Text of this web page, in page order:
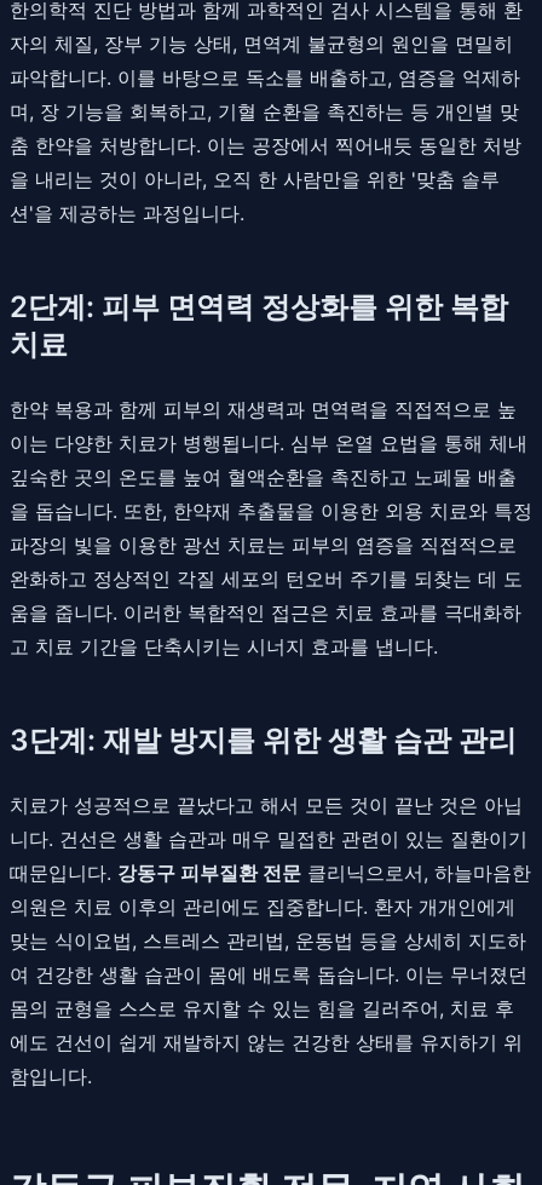
한의학적 진단 방법과 함께 과학적인 검사 시스템을 통해 환
자의 체질, 장부 기능 상태, 면역계 불균형의 원인을 면밀히
파악합니다. 이를 바탕으로 독소를 배출하고, 염증을 억제하
며, 장 기능을 회복하고, 기혈 순환을 촉진하는 등 개인별 맞
춤 한약을 처방합니다. 이는 공장에서 찍어내듯 동일한 처방
을 내리는 것이 아니라, 오직 한 사람만을 위한 '맞춤 솔루
션'을 제공하는 과정입니다.
2단계: 피부 면역력 정상화를 위한 복합
치료
한약 복용과 함께 피부의 재생력과 면역력을 직접적으로 높
이는 다양한 치료가 병행됩니다. 심부 온열 요법을 통해 체내
깊숙한 곳의 온도를 높여 혈액순환을 촉진하고 노폐물 배출
을 돕습니다. 또한, 한약재 추출물을 이용한 외용 치료와 특정
파장의 빛을 이용한 광선 치료는 피부의 염증을 직접적으로
완화하고 정상적인 각질 세포의 턴오버 주기를 되찾는 데 도
움을 줍니다. 이러한 복합적인 접근은 치료 효과를 극대화하
고 치료 기간을 단축시키는 시너지 효과를 냅니다.
3단계: 재발 방지를 위한 생활 습관 관리
치료가 성공적으로 끝났다고 해서 모든 것이 끝난 것은 아닙
니다. 건선은 생활 습관과 매우 밀접한 관련이 있는 질환이기
때문입니다. 강동구 피부질환 전문 클리닉으로서, 하늘마음한
의원은 치료 이후의 관리에도 집중합니다. 환자 개개인에게
맞는 식이요법, 스트레스 관리법, 운동법 등을 상세히 지도하
여 건강한 생활 습관이 몸에 배도록 돕습니다. 이는 무너졌던
몸의 균형을 스스로 유지할 수 있는 힘을 길러주어, 치료 후
에도 건선이 쉽게 재발하지 않는 건강한 상태를 유지하기 위
함입니다.